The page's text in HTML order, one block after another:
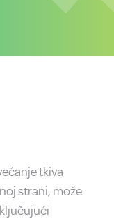
tkiva
strani, može